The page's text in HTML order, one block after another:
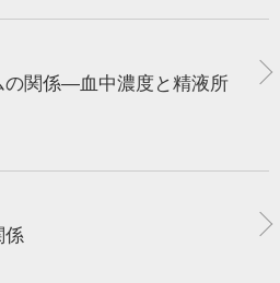
の関係―血中濃度と精液所
係